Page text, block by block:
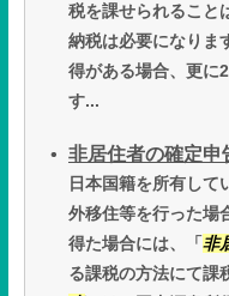
税を課せられること
納税は必要になりま
得がある場合、更に
す...
非居住者の確定申
日本国籍を所有して
外移住等を行った場
得た場合には、「 非
る課税の方法にて課